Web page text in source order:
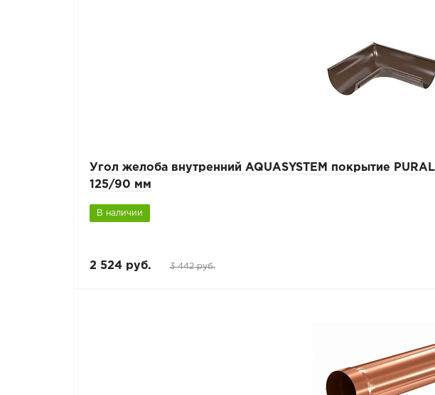
Угол желоба внутренний AQUASYSTEM покрытие
125/90 мм
В наличии
2 524 руб. 3 442 руб.